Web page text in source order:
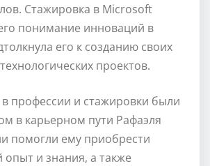
Стажировка в Microsoft
понимание инноваций в
его к созданию своих
проектов.
профессии и стажировки были
в карьерном пути Рафаэля
помогли ему приобрести
и знания, а также